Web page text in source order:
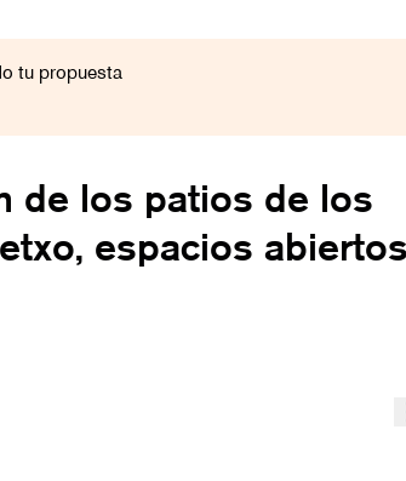
tu propuesta
de los patios de los
espacios abiertos